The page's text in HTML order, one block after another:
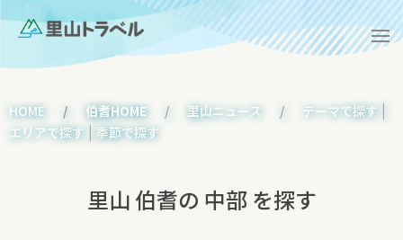
HOME 伯耆HOME 里山ニュース テーマで探す |
エリアで探す | 季節で探す
里山 伯耆の 中部 を探す